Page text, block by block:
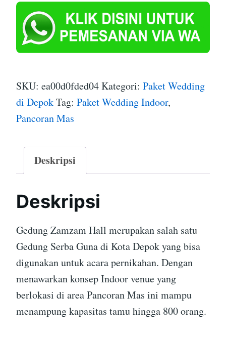
SKU: ea00d0fded04Kategori: Paket Wedding
di DepokTag: Paket Wedding Indoor,
Pancoran Mas
Deskripsi
Deskripsi
Gedung Zamzam Hall merupakan salah satu
Gedung Serba Guna di Kota Depok yang bisa
digunakan untuk acara pernikahan. Dengan
menawarkan konsep Indoor venue yang
berlokasi di area Pancoran Mas ini mampu
menampung kapasitas tamu hingga 800 orang.